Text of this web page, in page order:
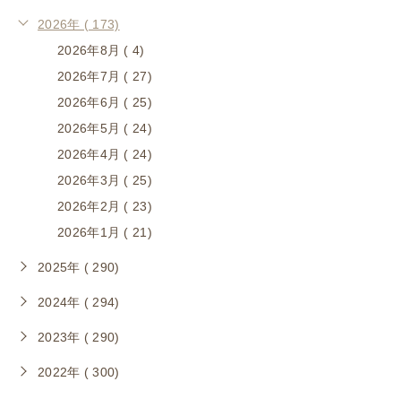
2026年 ( 173)
2026年8月 ( 4)
2026年7月 ( 27)
2026年6月 ( 25)
2026年5月 ( 24)
2026年4月 ( 24)
2026年3月 ( 25)
2026年2月 ( 23)
2026年1月 ( 21)
2025年 ( 290)
2024年 ( 294)
2023年 ( 290)
2022年 ( 300)